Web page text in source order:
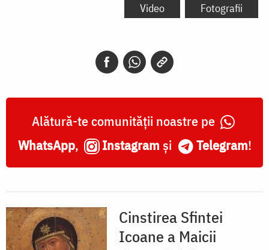
Teodor
Video Fotografii
Alătură-te comunității noastre pe
WhatsApp, Instagram și Telegram!
Cinstirea Sfintei
Icoane a Maicii